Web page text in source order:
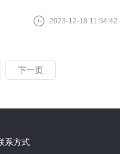
2023-12-18 11:54:42
下一页
系方式